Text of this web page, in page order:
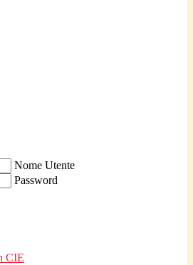
Nome Utente
Password
CIE